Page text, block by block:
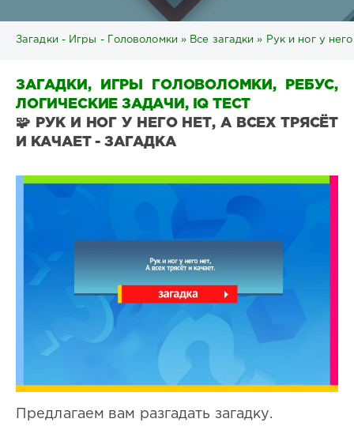
Загадки - Игры - Головоломки » Все загадки » Рук и ног у
ЗАГАДКИ, ИГРЫ ГОЛОВОЛОМКИ, РЕБУС,
ЛОГИЧЕСКИЕ ЗАДАЧИ, IQ ТЕСТ
🧩 РУК И НОГ У НЕГО НЕТ, А ВСЕХ ТРЯСЁТ
И КАЧАЕТ - ЗАГАДКА
Предлагаем вам разгадать загадку.